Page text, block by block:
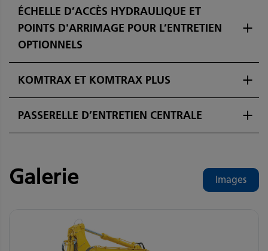
ÉCHELLE D’ACCÈS HYDRAULIQUE ET
POINTS D'ARRIMAGE POUR L’ENTRETIEN
OPTIONNELS
KOMTRAX ET KOMTRAX PLUS
PASSERELLE D’ENTRETIEN CENTRALE
Galerie Images